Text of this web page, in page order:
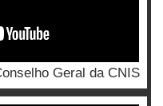
Geral da CNIS